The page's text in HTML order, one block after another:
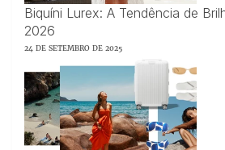
Biquíni Lurex: A Tendência de
2026
24 DE SETEMBRO DE 2025